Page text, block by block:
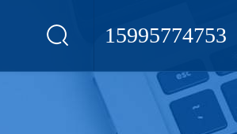
15995774753